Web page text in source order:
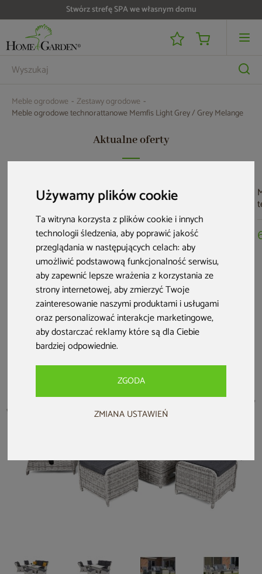
Używamy plików cookie
Ta witryna korzysta z plików cookie i innych
technologii śledzenia, aby poprawić jakość
przeglądania w następujących celach:aby
umożliwić podstawową funkcjonalność serwisu,
aby zapewnić lepsze wrażenia z korzystania ze
strony internetowej,aby zmierzyć Twoje
zainteresowanie naszymi produktami i usługami
oraz personalizować interakcje marketingowe,
aby dostarczać reklamy które są dla Ciebie
bardziej odpowiednie.
ZGODA
ZMIANA USTAWIEŃ
Do 25 000 zł zwrotu na kartę i raty RRSO 0%
Meble ogrodowe
Zestawy ogrodowe
Meble ogrodowe technorattanowe Memfis Light Grey / Grey Melange
Aktualne oferty
Meble ogrodowe
technorattanowe
Memfis Ginger /
Brown Melange
6 699 zł
Meble ogrodowe
rattanowe Bahama
Brown /
Cappuccino 2+1
999 zł
Narożne meble
ogrodowe
aluminiowe
Sorrento Comfort
Grey / Grey
Melange
7 699 zł
darmowa dostawa